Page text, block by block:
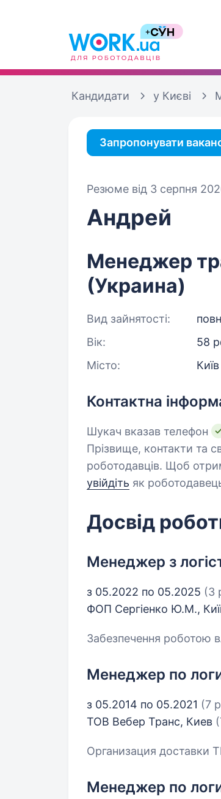
Кандидати у Києві
Запропонувати
Резюме від 3 серпня
Андрей
Менеджер
(Украина)
Вид зайнятості:
Вік:
58
Місто:
Київ
Контактна
Шукач вказав телефон
Прізвище, контакти та
роботодавців. Щоб
увійдіть як
Досвід
Менеджер з
з 05.2022 по 05.2025 (3
ФОП Сергіенко Ю.М.,
Забезпечення роботою
Менеджер по
з 05.2014 по 05.2021 (7
ТОВ Вебер Транс, Киев
Организация доставки
Менеджер по